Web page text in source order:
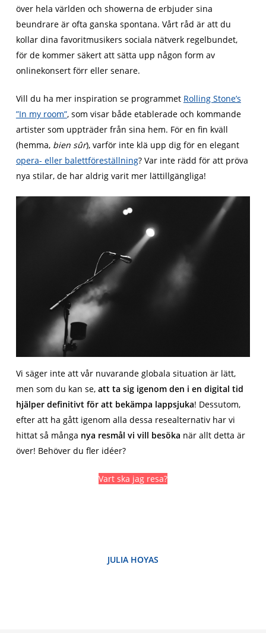
över hela världen och showerna de erbjuder sina
beundrare är ofta ganska spontana. Vårt råd är att du
kollar dina favoritmusikers sociala nätverk regelbundet,
för de kommer säkert att sätta upp någon form av
onlinekonsert förr eller senare.
Vill du ha mer inspiration se programmet Rolling Stone’s
”In my room”, som visar både etablerade och kommande
artister som uppträder från sina hem. För en fin kväll
(hemma, bien sûr), varför inte klä upp dig för en elegant
opera- eller balettföreställning? Var inte rädd för att pröva
nya stilar, de har aldrig varit mer lättillgängliga!
Vi säger inte att vår nuvarande globala situation är lätt,
men som du kan se, att ta sig igenom den i en digital tid
hjälper definitivt för att bekämpa lappsjuka! Dessutom,
efter att ha gått igenom alla dessa resealternativ har vi
hittat så många nya resmål vi vill besöka när allt detta är
över! Behöver du fler idéer?
Vart ska jag resa?
JULIA HOYAS